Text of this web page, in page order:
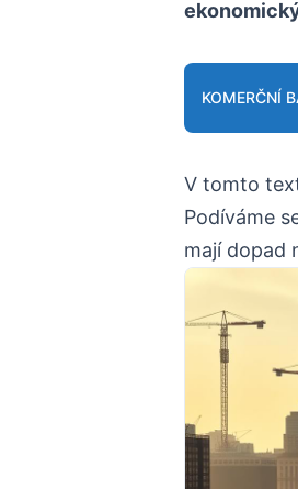
KOMERČNÍ
V tomto
Podíváme
mají dopad